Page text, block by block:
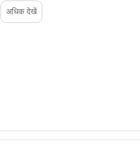
अधिक देखें